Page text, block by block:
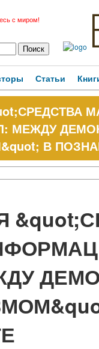
с миром!
Статьи
МЕЖДУ
В